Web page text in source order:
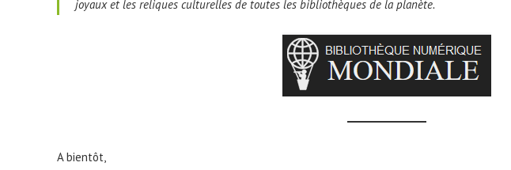
joyaux et les reliques culturelles de toutes les bibliothèques de la planète.
A bientôt,